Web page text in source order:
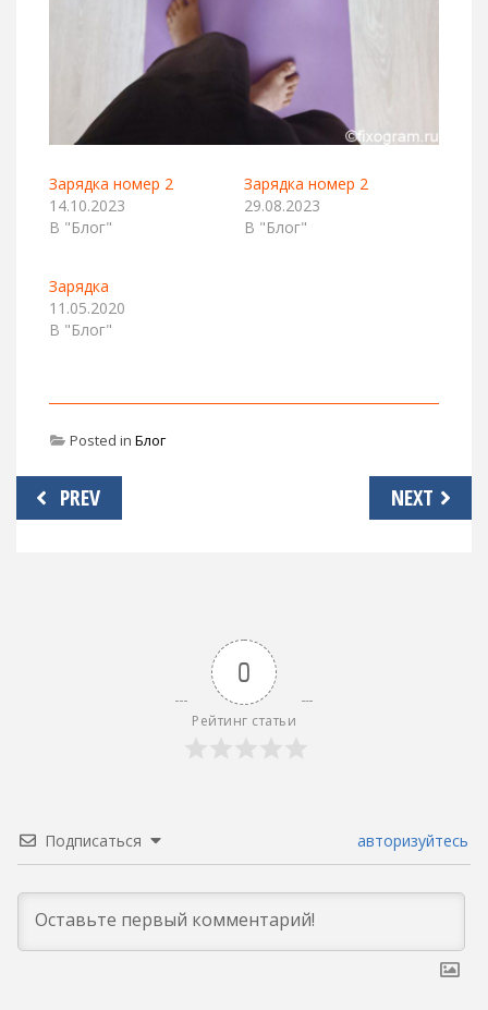
Зарядка номер 2
14.10.2023
В "Блог"
Зарядка номер 2
29.08.2023
В "Блог"
Зарядка
11.05.2020
В "Блог"
Posted in Блог
Навигация
по
PREV NEXT
0
Рейтинг статьи
Подписаться авторизуйтесь